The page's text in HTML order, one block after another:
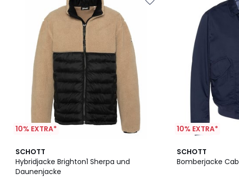
10% EXTRA*
SCHOTT
Hybridjacke Brighton1 Sherpa und
Daunenjacke
10% EXTRA*
SCHOTT
Bomberjacke
4
/